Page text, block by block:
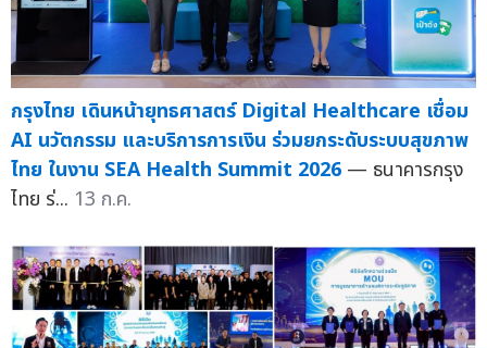
กรุงไทย เดินหน้ายุทธศาสตร์ Digital Healthcare เชื่อม
AI นวัตกรรม และบริการการเงิน ร่วมยกระดับระบบสุขภาพ
ไทย ในงาน SEA Health Summit 2026 — ธนาคารกรุง
ไทย ร่... 13 ก.ค.